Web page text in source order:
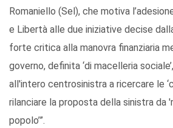
Romaniello (Sel), che motiva
e Libertà alle due iniziative decise
forte critica alla manovra finanziaria
governo, definita ‘di macelleria
all'intero centrosinistra a ricercare le
rilanciare la proposta della sinistra da
popolo’”.